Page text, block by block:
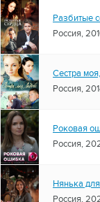
Разбитые
Россия,
Сестра
Россия,
Роковая
Россия,
Нянька
Россия,